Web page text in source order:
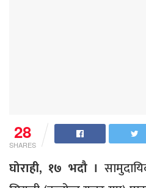
28
SHARES
घोराही, १७ भदौ ।